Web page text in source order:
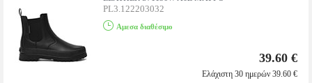
PL3.122203032
Αμεσα διαθέσιμο
39.60 €
Ελάχιστη 30 ημερών 39.60 €